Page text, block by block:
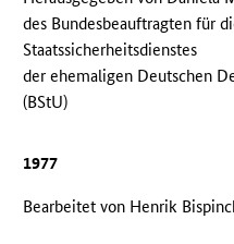
des Bundesbeauftragten für
Staatssicherheitsdienstes
der ehemaligen Deutschen
(BStU)
1977
Bearbeitet von Henrik